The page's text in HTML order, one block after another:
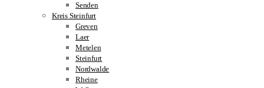
Senden
Kreis Steinfurt
Greven
Laer
Metelen
Steinfurt
Nordwalde
Rheine